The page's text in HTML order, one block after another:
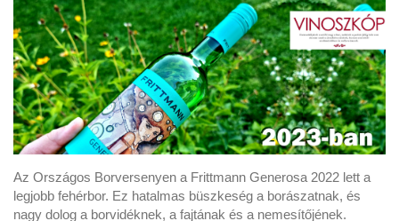
Az Országos Borversenyen a Frittmann Generosa 2022 lett a
legjobb fehérbor. Ez hatalmas büszkeség a borászatnak, és
nagy dolog a borvidéknek, a fajtának és a nemesítőjének.